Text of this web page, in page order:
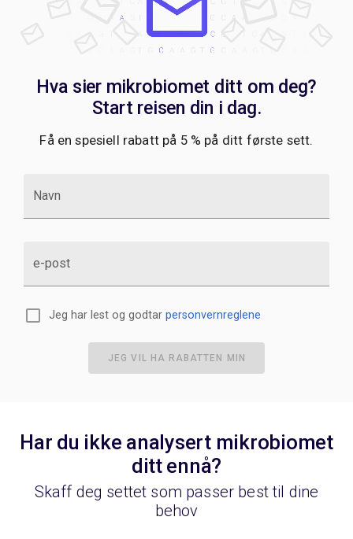
Hva sier mikrobiomet ditt om deg?
Start reisen din i dag.
Få en spesiell rabatt på 5 % på ditt første sett.
Navn
e-post
Jeg har lest og godtar personvernreglene
JEG VIL HA RABATTEN MIN
Har du ikke analysert mikrobiomet
ditt ennå?
Skaff deg settet som passer best til dine
behov